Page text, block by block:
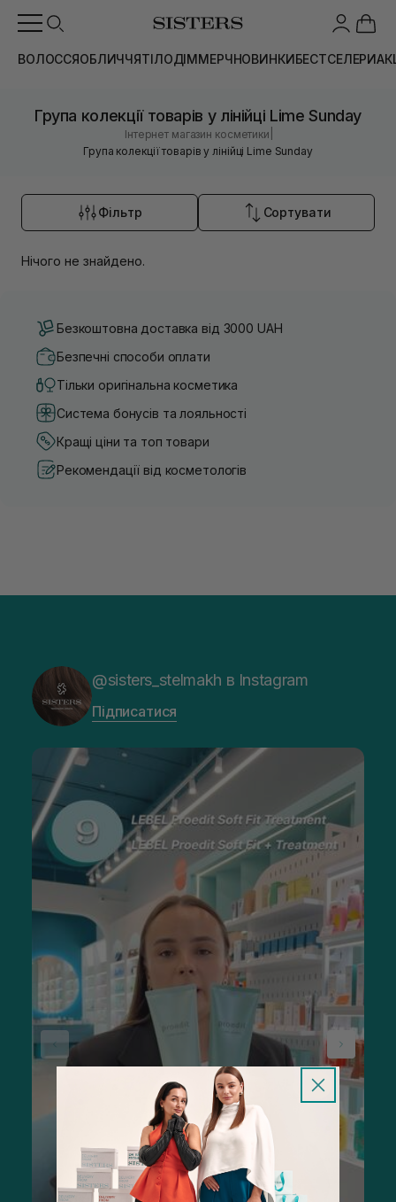
ВОЛОССЯОБЛИЧЧЯТІЛОДІММЕРЧНОВИНКИБЕСТСЕЛЕРИ
Група колекції товарів у лінійці Lime Sunday
Інтернет магазин косметики
Група колекції товарів у лінійці Lime Sunday
Фільтр Сортувати
Нічого не знайдено.
Безкоштовна доставка від 3000 UAH
Безпечні способи оплати
Тільки оригінальна косметика
Система бонусів та лояльності
Кращі ціни та топ товари
Рекомендації від косметологів
@sisters_stelmakh в Instagram
Підписатися